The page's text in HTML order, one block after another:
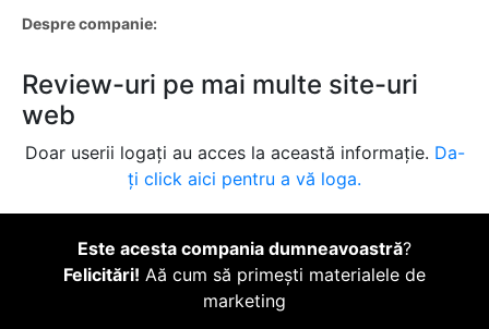
Despre companie:
Review-uri pe mai multe site-uri
web
Doar userii logați au acces la această informație. Da-
ți click aici pentru a vă loga.
Este acesta compania dumneavoastră?
Felicitări! Aă cum să primești materialele de
marketing